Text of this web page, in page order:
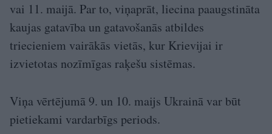
vai 11. maijā. Par to, viņaprāt, liecina paaugstināta
kaujas gatavība un gatavošanās atbildes
triecieniem vairākās vietās, kur Krievijai ir
izvietotas nozīmīgas raķešu sistēmas.
Viņa vērtējumā 9. un 10. maijs Ukrainā var būt
pietiekami vardarbīgs periods.